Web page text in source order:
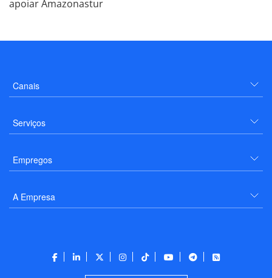
apoiar Amazonastur
Canais
Serviços
Empregos
A Empresa